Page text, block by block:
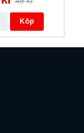
Köp